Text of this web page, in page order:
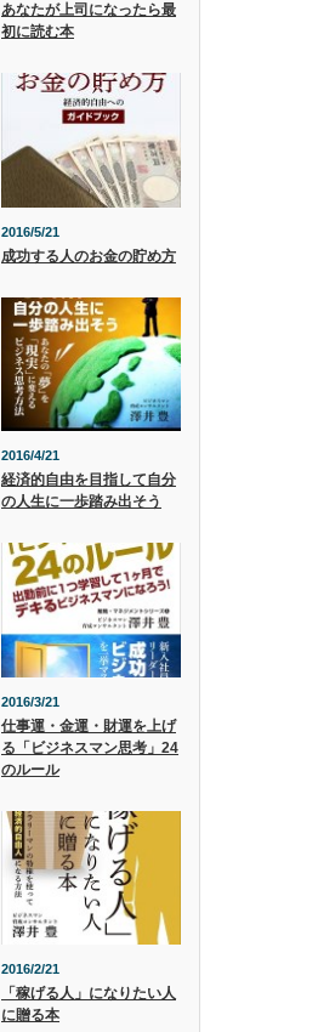
あなたが上司になったら最
初に読む本
2016/5/21
成功する人のお金の貯め方
2016/4/21
経済的自由を目指して自分
の人生に一歩踏み出そう
2016/3/21
仕事運・金運・財運を上げ
る「ビジネスマン思考」24
のルール
2016/2/21
「稼げる人」になりたい人
に贈る本